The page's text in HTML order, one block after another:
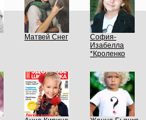
Матвей Снег
София-
Изабелла
*Кроленко